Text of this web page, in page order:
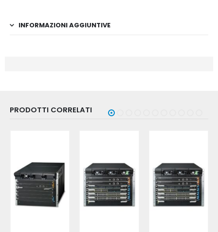
INFORMAZIONI AGGIUNTIVE
PRODOTTI CORRELATI